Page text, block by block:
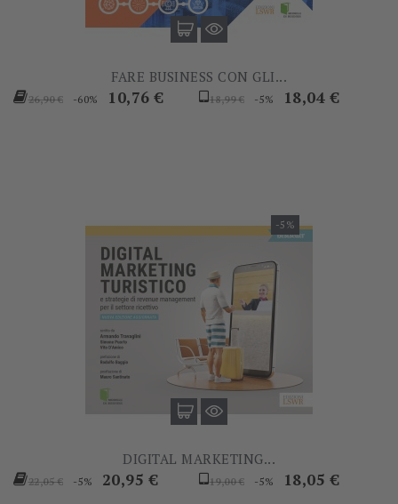
FARE BUSINESS CON GLI...
Prezzo
26,90 € -60% Prezzo
10,76 €
Prezzo
18,99 € -5% Prezzo
18,04 €
-5%
DIGITAL MARKETING...
Prezzo
22,05 € -5% Prezzo
20,95 €
Prezzo
19,00 € -5% Prezzo
18,05 €